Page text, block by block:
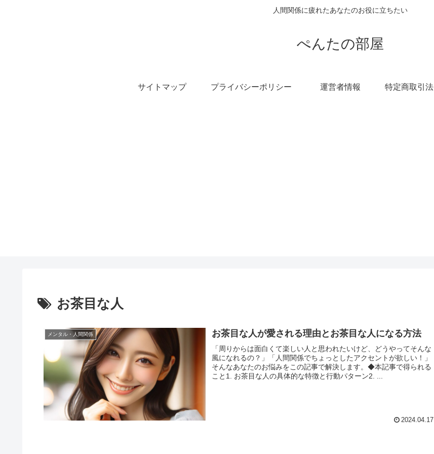
人間関係に疲れたあなたのお役に立ちたい
ぺんたの部屋
サイトマップ プライバシーポリシー 運営者情報
お茶目な人
メンタル・人間関係 お茶目な人が愛される理由とお茶目な人になる方法
「周りからは面白くて楽しい人と思われたいけど、どうやってそんな
風になれるの？」「人間関係でちょっとしたアクセントが欲しい！」
そんなあなたのお悩みをこの記事で解決します。◆本記事で得られる
こと1. お茶目な人の具体的な特徴と行動パターン2. ...
2024.04.17